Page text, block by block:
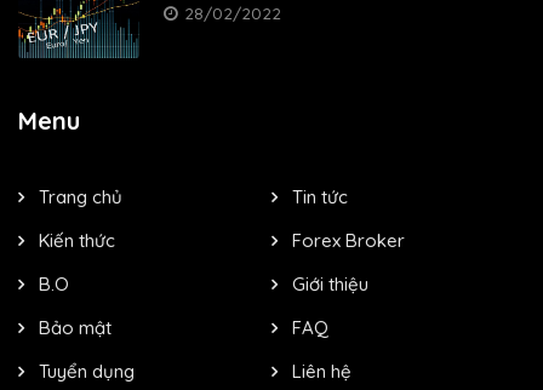
28/02/2022
Menu
Trang chủ
Tin tức
Kiến thức
Forex Broker
B.O
Giới thiệu
Bảo mật
FAQ
Tuyển dụng
Liên hệ